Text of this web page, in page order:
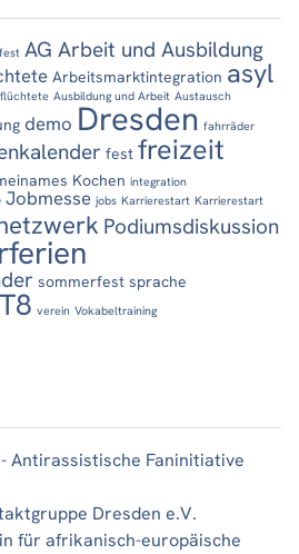
AG Arbeit und Ausbildung
Arbeitsmarktintegration asyl
Ausbildung und Arbeit Austausch
demo Dresden fahrräder
fest freizeit
Kochen integration
Jobmesse jobs Karrierestart Karrierestart
Podiumsdiskussion
sommerfest sprache
T8 verein Vokabeltraining
Antirassistische Faninitiative
Dresden e.V.
für afrikanisch-europäische